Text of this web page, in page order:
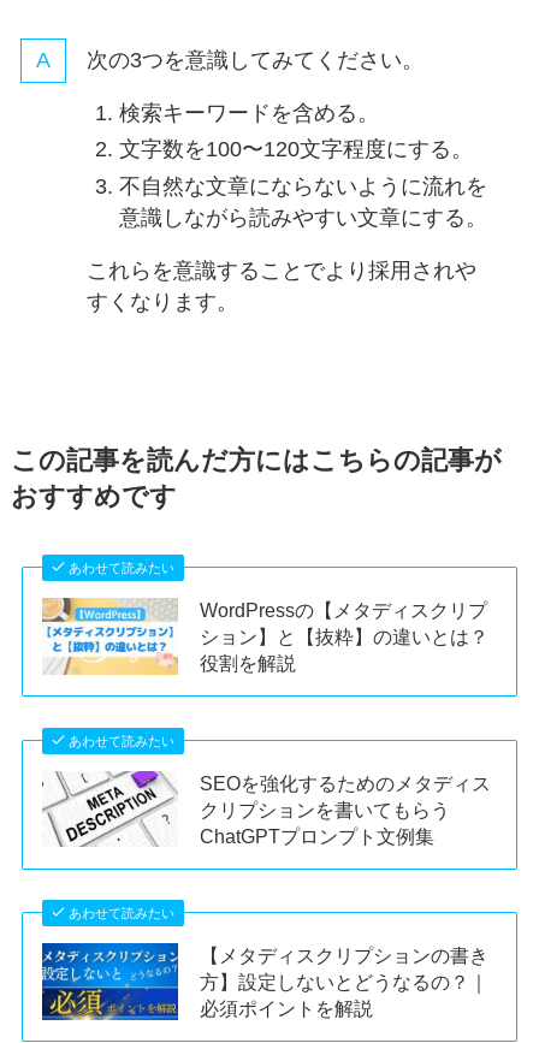
次の3つを意識してみてください。
検索キーワードを含める。
文字数を100〜120文字程度にする。
不自然な文章にならないように流れを
意識しながら読みやすい文章にする。
これらを意識することでより採用されや
すくなります。
この記事を読んだ方にはこちらの記事が
おすすめです
あわせて読みたい
WordPressの【メタディスクリプ
ション】と【抜粋】の違いとは？
役割を解説
あわせて読みたい
SEOを強化するためのメタディス
クリプションを書いてもらう
ChatGPTプロンプト文例集
あわせて読みたい
【メタディスクリプションの書き
方】設定しないとどうなるの？｜
必須ポイントを解説